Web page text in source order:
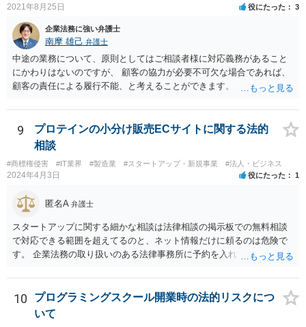
2021年8月25日 役にたった 3
企業法務に強い弁護士
南摩 雄己 弁護士
中途の業務について、原則としてはご相談者様に対応義務があること
にかわりはないのですが、 顧客の協力が必要不可欠な場合であれば、
顧客の責任による履行不能、と考えることができます。 トラブルにな
などで 簡単にでもまとめておくこと、顧客とのやり取りのログを証拠
として保存しておくこともお勧めいたします。
9
プロテインの小分け販売ECサイトに関する法的
相談
#商標権侵害 #IT業界 #製造業 #スタートアップ・新規事業 #法人・ビジネス
2024年4月3日 役にたった 1
匿名A 弁護士
スタートアップに関する細かな相談は法律相談の掲示板での無料相談
で対応できる範囲を超えてるのと、ネット情報だけに頼るのは危険で
す。 企業法務の取り扱いのある法律事務所に予約を入れて、リーガル
す。
10
プログラミングスクール開業時の法的リスクにつ
いて